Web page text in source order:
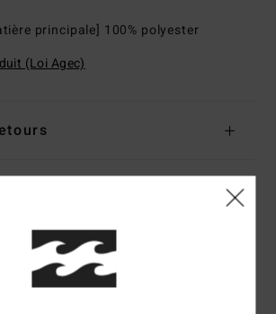
principale] 100% polyester
(Loi Agec)
Note moyenne